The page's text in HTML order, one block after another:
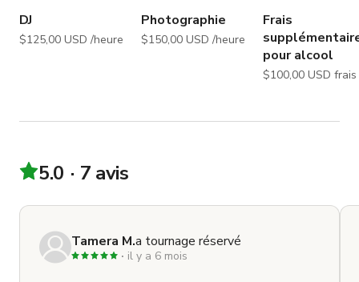
DJ
$125,00 USD /heure
Photographie
$150,00 USD /heure
Frais
pour alcool
$100,00
5.0 7 avis
Tamera M.a tournage réservé
il y a 6 mois